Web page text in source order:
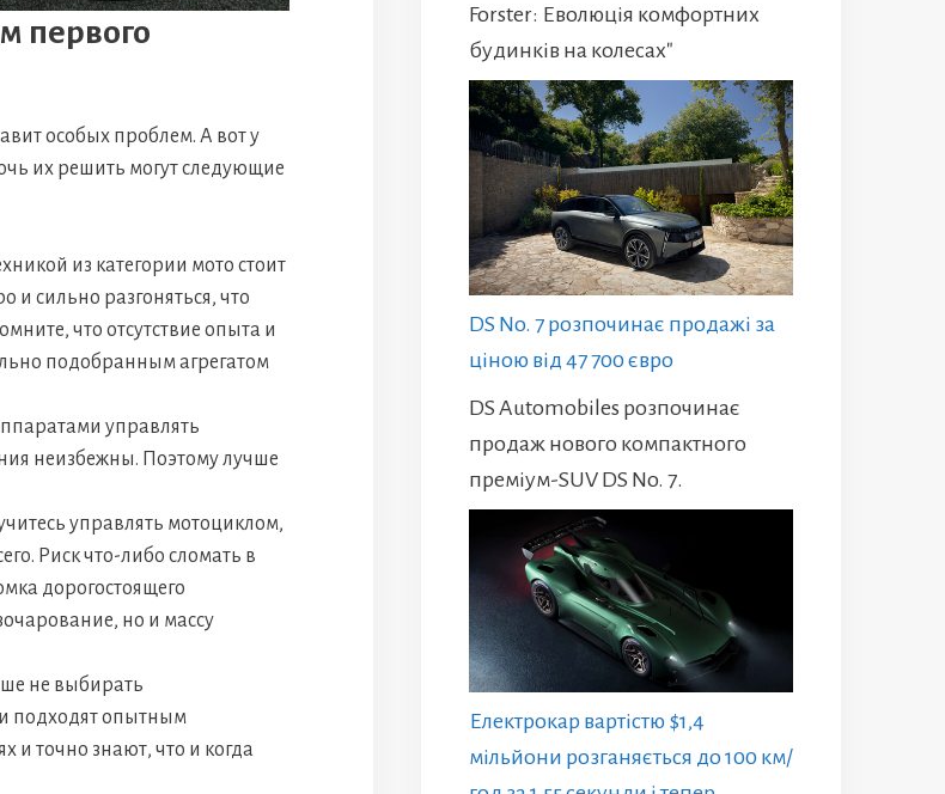
первого
особых проблем. А вот у
их решить могут следующие
из категории мото стоит
сильно разгоняться, что
что отсутствие опыта и
подобранным агрегатом
управлять
неизбежны. Поэтому лучше
управлять мотоциклом,
Риск что-либо сломать в
дорогостоящего
но и массу
не выбирать
подходят опытным
и точно знают, что и когда
Forster: Еволюція комфортних
будинків на колесах"
DS No. 7 розпочинає продажі за
ціною від 47 700 євро
DS Automobiles розпочинає
продаж нового компактного
преміум-SUV DS No. 7.
Електрокар вартістю $1,4
мільйони розганяється до 100 км/